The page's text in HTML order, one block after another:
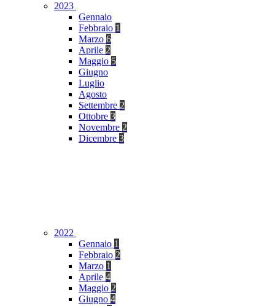
2023
Gennaio
Febbraio 1
Marzo 6
Aprile 2
Maggio 5
Giugno
Luglio
Agosto
Settembre 2
Ottobre 3
Novembre 2
Dicembre 3
2022
Gennaio 1
Febbraio 2
Marzo 1
Aprile 4
Maggio 2
Giugno 4